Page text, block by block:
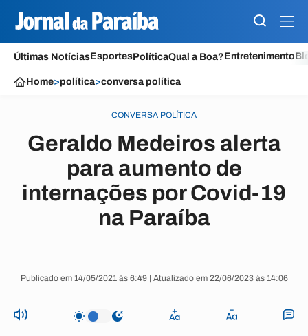
Últimas NotíciasEsportesPolíticaQual a Boa?Entretenimento
Home>política>conversa política
CONVERSA POLÍTICA
Geraldo Medeiros alerta
para aumento de
internações por Covid-19
na Paraíba
Publicado em 14/05/2021 às 6:49 | Atualizado em 22/06/2023 às 14:06